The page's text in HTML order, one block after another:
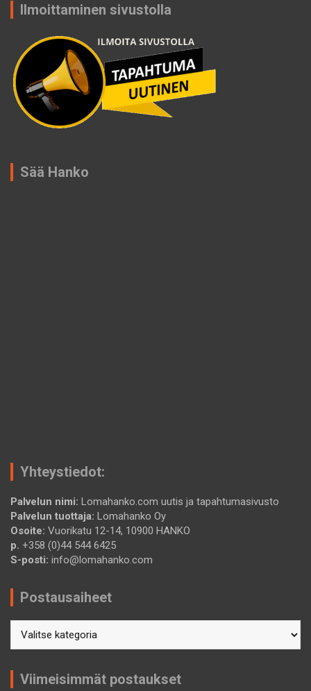
Ilmoittaminen sivustolla
Sää Hanko
Yhteystiedot:
Palvelun nimi: Lomahanko.com uutis ja tapahtumasivusto
Palvelun tuottaja: Lomahanko Oy
Osoite: Vuorikatu 12-14, 10900 HANKO
p. +358 (0)44 544 6425
S-posti: info@lomahanko.com
Postausaiheet
Viimeisimmät postaukset